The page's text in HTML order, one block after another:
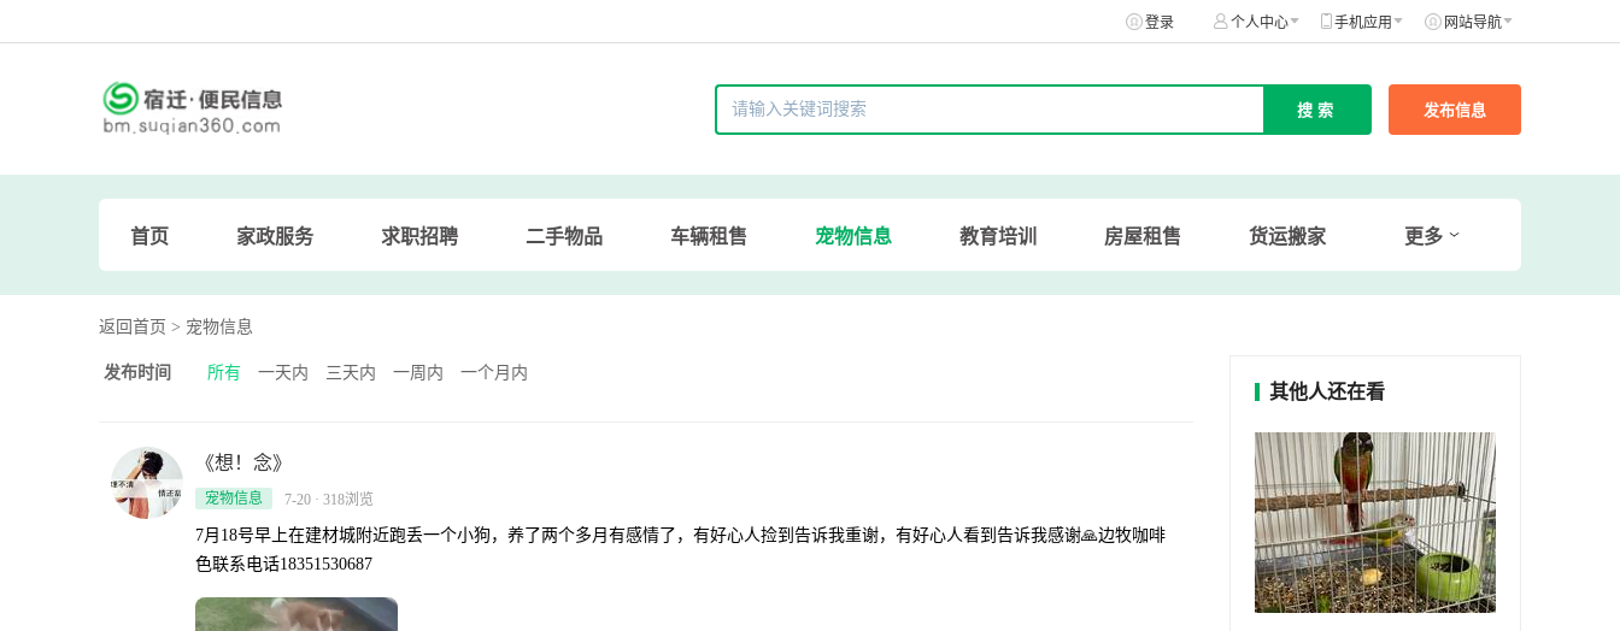
登录 个人中心 手机应用 网站导航
发布信息
首页 家政服务 求职招聘 二手物品 车辆租售 宠物信息 教育培训 房屋租售 货运搬家 更多
返回首页 > 宠物信息
发布时间 所有 一天内 三天内 一周内 一个月内
《想！念》
宠物信息 7-20 · 318浏览
7月18号早上在建材城附近跑丢一个小狗，养了两个多月有感情了，有好心人捡到告诉我重谢，有好心人看到告诉我感谢🙏边牧咖啡
色联系电话18351530687
其他人还在看